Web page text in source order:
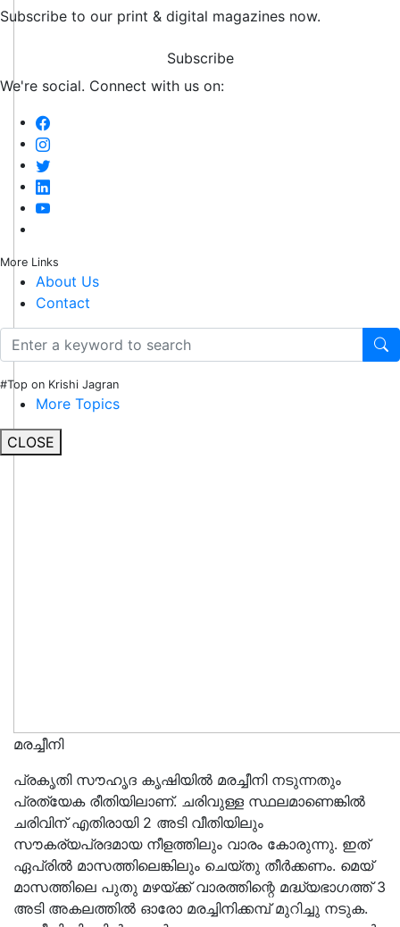
Subscribe to our print & digital magazines now.
Subscribe
We're social. Connect with us on:
More Links
About Us
Contact
#Top on Krishi Jagran
More Topics
CLOSE
മരച്ചീനി
പ്രകൃതി സൗഹൃദ കൃഷിയിൽ മരച്ചീനി നടുന്നതും
പ്രത്യേക രീതിയിലാണ്. ചരിവുള്ള സ്ഥലമാണെങ്കിൽ
ചരിവിന് എതിരായി 2 അടി വീതിയിലും
സൗകര്യപ്രദമായ നീളത്തിലും വാരം കോരുന്നു. ഇത്
ഏപ്രിൽ മാസത്തിലെങ്കിലും ചെയ്തു തീർക്കണം. മെയ്
മാസത്തിലെ പുതു മഴയ്ക്ക് വാരത്തിന്റെ മദ്ധ്യഭാഗത്ത് 3
അടി അകലത്തിൽ ഓരോ മരച്ചിനിക്കമ്പ് മുറിച്ചു നടുക.